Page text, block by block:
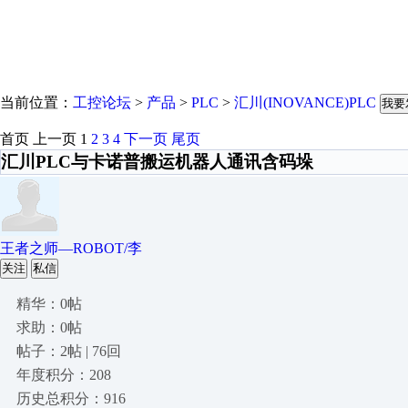
当前位置： 工控论坛 > 产品 > PLC > 汇川(INOVANCE)PLC 我要
首页 上一页 1 2 3 4 下一页 尾页
汇川PLC与卡诺普搬运机器人通讯含码垛
王者之师—ROBOT/李
关注 私信
精华：0帖
求助：0帖
帖子：2帖 | 76回
年度积分：208
历史总积分：916